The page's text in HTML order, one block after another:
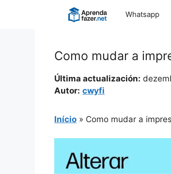
Whatsapp
Como mudar a
Última actualización:
Autor: cwyfi
Início » Como mudar a